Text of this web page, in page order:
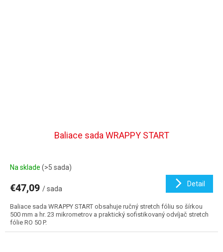
Baliace sada WRAPPY START
Na sklade (>5 sada)
€47,09 / sada
Detail
Baliace sada WRAPPY START obsahuje ručný stretch fóliu so šírkou
500 mm a hr. 23 mikrometrov a praktický sofistikovaný odvíjač stretch
fólie RO 50 P.